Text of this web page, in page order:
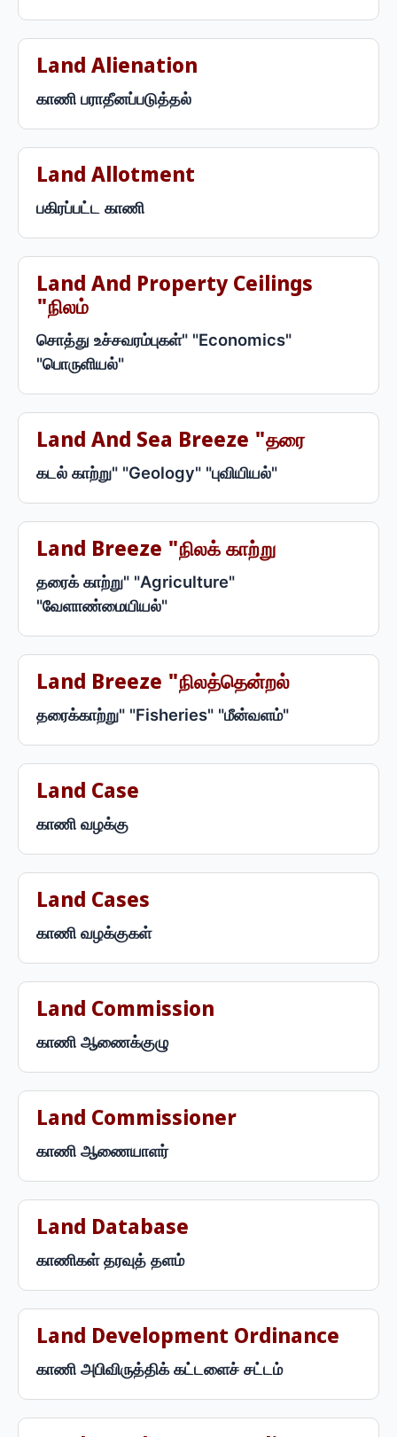
Land Alienation
காணி பராதீனப்படுத்தல்
Land Allotment
பகிரப்பட்ட காணி
Land And Property Ceilings
"நிலம்
சொத்து உச்சவரம்புகள்" "Economics"
"பொருளியல்"
Land And Sea Breeze "தரை
கடல் காற்று" "Geology" "புவியியல்"
Land Breeze "நிலக் காற்று
தரைக் காற்று" "Agriculture"
"வேளாண்மையியல்"
Land Breeze "நிலத்தென்றல்
தரைக்காற்று" "Fisheries" "மீன்வளம்"
Land Case
காணி வழக்கு
Land Cases
காணி வழக்குகள்
Land Commission
காணி ஆணைக்குழு
Land Commissioner
காணி ஆணையாளர்
Land Database
காணிகள் தரவுத் தளம்
Land Development Ordinance
காணி அபிவிருத்திக் கட்டளைச் சட்டம்